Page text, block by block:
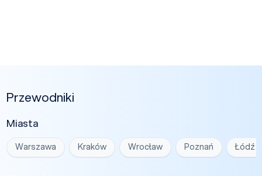
Przewodniki
Miasta
Warszawa Kraków Wrocław Poznań Łódź